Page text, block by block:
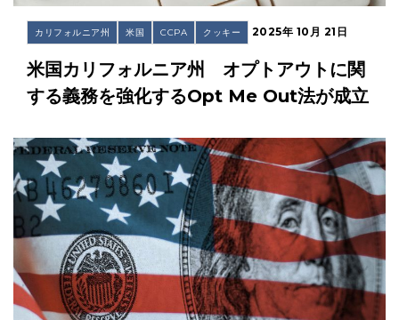
カリフォルニア州 米国 CCPA クッキー 2025年 10月 21日
米国カリフォルニア州 オプトアウトに関
する義務を強化するOpt Me Out法が成立